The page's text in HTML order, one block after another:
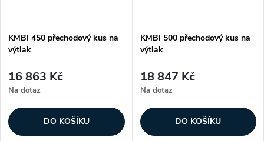
KMBI 450 přechodový kus na
výtlak
16 863 Kč
Na dotaz
DO KOŠÍKU
KMBI 500 přechodový kus na
výtlak
18 847 Kč
Na dotaz
DO KOŠÍKU